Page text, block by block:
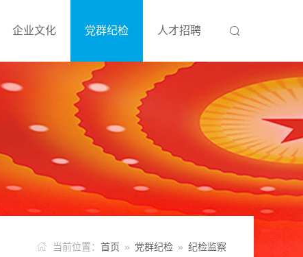
企业文化 党群纪检 人才招聘 

 当前位置： 首页 » 党群纪检 » 纪检监察